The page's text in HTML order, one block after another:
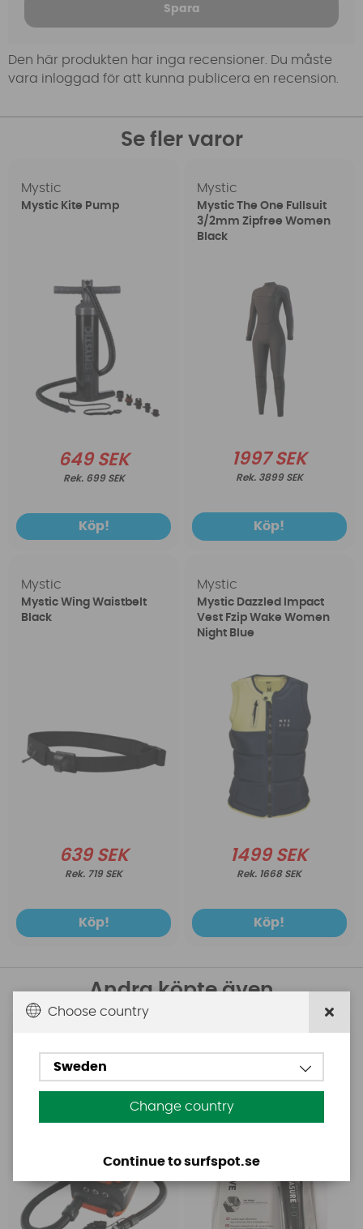
Spara
Den här produkten har inga recensioner. Du måste
vara inloggad för att kunna publicera en recension.
Se fler varor
Mystic
Mystic Kite Pump
649 SEK
699 SEK
Köp!
Mystic
Mystic The One Fullsuit
3/2mm Zipfree Women
Black
1997 SEK
3899 SEK
Köp!
Mystic
Mystic Wing Waistbelt
Black
639 SEK
719 SEK
Köp!
Mystic
Mystic Dazzled Impact
Vest Fzip Wake Women
Night Blue
1499 SEK
1668 SEK
Köp!
Andra köpte även
Base Rechargeable
SUP Pump
Aquasure FD
Choose country
Sweden
Change country
Continue to surfspot.se